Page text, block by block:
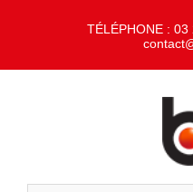
TÉLÉPHONE :